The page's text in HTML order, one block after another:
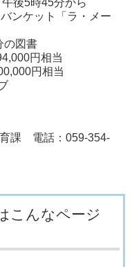
後5時45分から
ケット「ラ・メー
図書
円相当
円相当
育課 電話：059-354-
こんなページ